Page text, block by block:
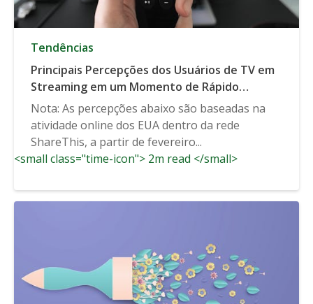
Tendências
Principais Percepções dos Usuários de TV em
Streaming em um Momento de Rápido
Crescimento
Nota: As percepções abaixo são baseadas na
atividade online dos EUA dentro da rede
ShareThis, a partir de fevereiro...
<small class="time-icon"> 2m read </small>